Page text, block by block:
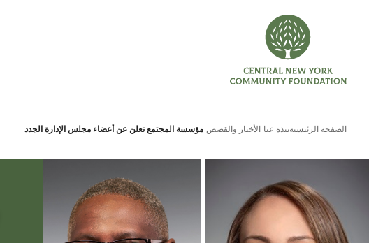
الصفحة الرئيسيةنبذة عنا الأخبار والقصص مؤسسة المجتمع تعلن عن أعضاء مجلس الإدارة الجدد